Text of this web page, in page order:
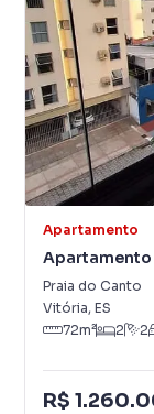
Apartamento
Apartamento
Praia do Canto
Vitória, ES
72m² 2 2
R$